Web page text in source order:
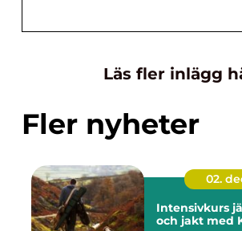
Läs fler inlägg
Fler nyheter
02.
Intensivkurs
och jakt med